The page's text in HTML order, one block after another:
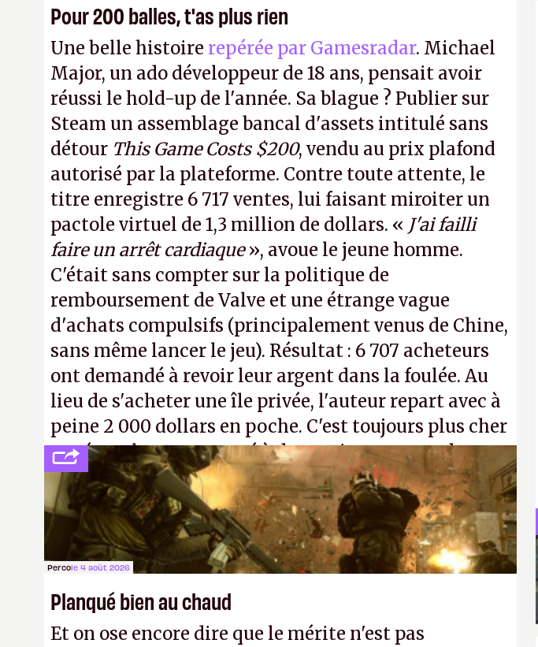
Pour 200 balles, t'as plus rien
Une belle histoire repérée par Gamesradar. Michael
Major, un ado développeur de 18 ans, pensait avoir
réussi le hold-up de l'année. Sa blague ? Publier sur
Steam un assemblage bancal d'assets intitulé sans
détour This Game Costs $200, vendu au prix plafond
autorisé par la plateforme. Contre toute attente, le
titre enregistre 6 717 ventes, lui faisant miroiter un
pactole virtuel de 1,3 million de dollars. « J'ai failli
faire un arrêt cardiaque», avoue le jeune homme.
C'était sans compter sur la politique de
remboursement de Valve et une étrange vague
d'achats compulsifs (principalement venus de Chine,
sans même lancer le jeu). Résultat : 6 707 acheteurs
ont demandé à revoir leur argent dans la foulée. Au
lieu de s'acheter une île privée, l'auteur repart avec à
peine 2 000 dollars en poche. C'est toujours plus cher
payé que le temps passé à dev, mais ça apprendra aux
petits malins qu'on ne braque pas Gabe Newell aussi
facilement.P.
Percole 4 août 2026
Planqué bien au chaud
Et on ose encore dire que le mérite n'est pas